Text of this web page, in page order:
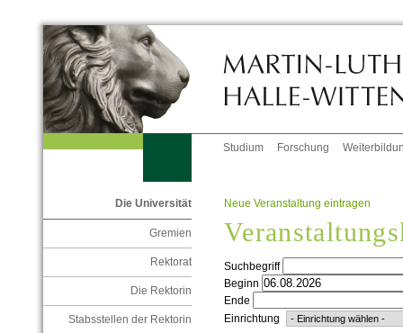
Studium Forschung
Die Universität
Gremien
Rektorat
Die Rektorin
Stabsstellen der Rektorin
Neue Veranstaltung eintragen
Suchbegriff
Beginn
Ende
Einrichtung